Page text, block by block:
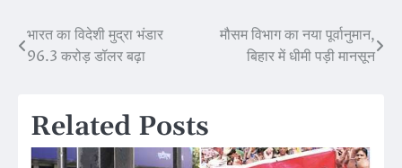
Post
navigation
भारत का विदेशी मुद्रा भंडार
96.3 करोड़ डॉलर बढ़ा
मौसम विभाग का नया पूर्वानुमान,
बिहार में धीमी पड़ी मानसून
Related Posts